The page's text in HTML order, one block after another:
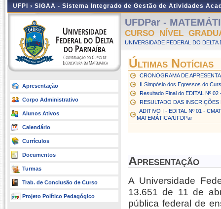
UFPI › SIGAA - Sistema Integrado de Gestão de Atividades
Apresentação
Corpo Administrativo
Alunos Ativos
Calendário
Currículos
Documentos
Turmas
Trab. de Conclusão de Curso
Projeto Político Pedagógico
UFDPar -
CURSO NÍVEL
UNIVERSIDADE FEDERAL DO DELTA
Últimas Notícias
CRONOGRAMA DE
II Simpósio dos Egressos do
Resultado Final do EDITAL Nº
RESULTADO DAS
ADITIVO I - EDITAL Nº 01 -
MATEMÁTICA/UFDPar
Apresentação
A Universidade
13.651 de 11 de
pública federal de